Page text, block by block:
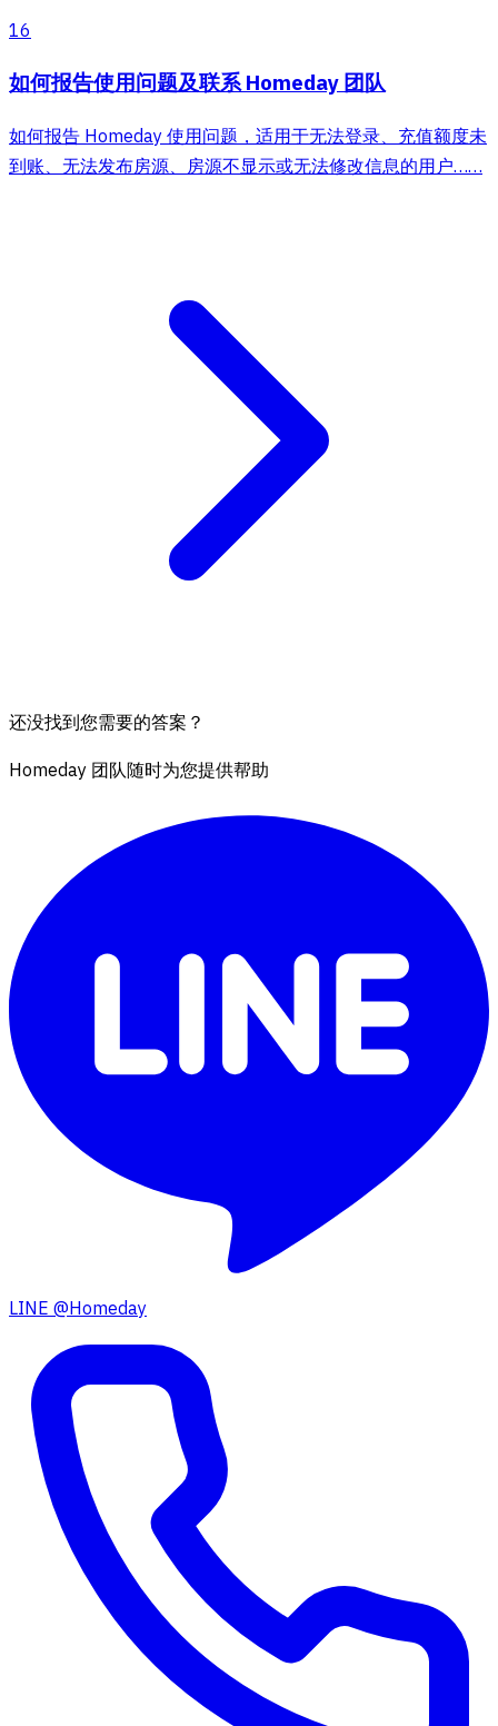
16
如何报告使用问题及联系 Homeday 团队
如何报告 Homeday 使用问题，适用于无法登录、充值额度未
到账、无法发布房源、房源不显示或无法修改信息的用户……
还没找到您需要的答案？
Homeday 团队随时为您提供帮助
LINE @Homeday